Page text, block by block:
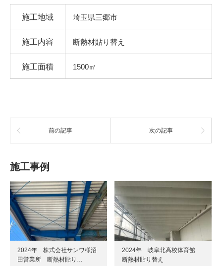
施工地域 埼玉県三郷市
施工内容 断熱材貼り替え
施工面積 1500㎡
前の記事 次の記事
施工事例
2024年 株式会社サンワ様沼
田営業所 断熱材貼り…
2024年 岐阜北高校体育館
断熱材貼り替え